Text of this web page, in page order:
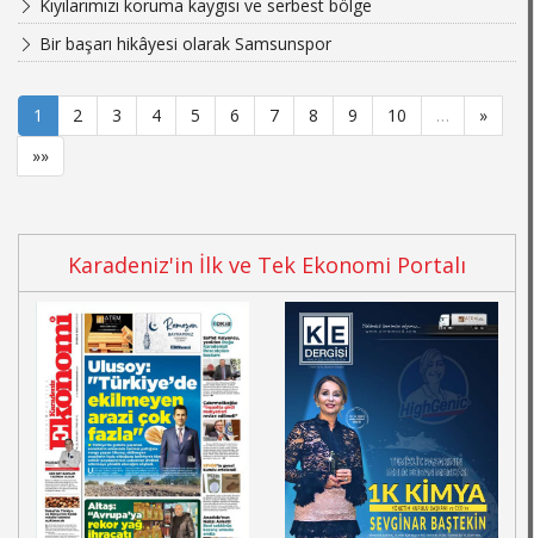
Kıyılarımızı koruma kaygısı ve serbest bölge
Bir başarı hikâyesi olarak Samsunspor
1 2 3 4 5 6 7 8 9 10 …
»
»»
Karadeniz'in İlk ve Tek Ekonomi Portalı